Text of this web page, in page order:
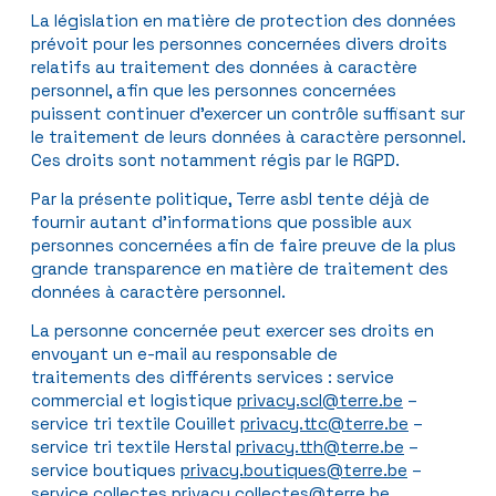
La législation en matière de protection des données
prévoit pour les personnes concernées divers droits
relatifs au traitement des données à caractère
personnel, afin que les personnes concernées
puissent continuer d’exercer un contrôle suffisant sur
le traitement de leurs données à caractère personnel.
Ces droits sont notamment régis par le RGPD.
Par la présente politique, Terre asbl tente déjà de
fournir autant d’informations que possible aux
personnes concernées afin de faire preuve de la plus
grande transparence en matière de traitement des
données à caractère personnel.
La personne concernée peut exercer ses droits en
envoyant un e-mail au responsable de
traitements des différents services : service
commercial et logistique privacy.scl@terre.be –
service tri textile Couillet privacy.ttc@terre.be –
service tri textile Herstal privacy.tth@terre.be –
service boutiques privacy.boutiques@terre.be –